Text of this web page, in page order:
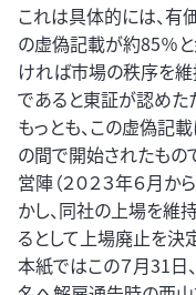
これは具体的には、有
の虚偽記載が約85％と
ければ市場の秩序を
であると東証が認めた
もっとも、この虚偽記
の間で開始されたもの
営陣（２０２３年６月
かし、同社の上場を維
るとして上場廃止を決
本紙ではこの７月31日